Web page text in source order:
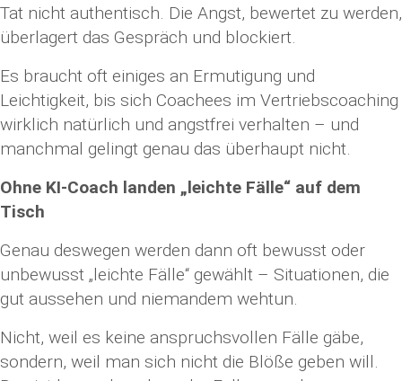
Tat nicht authentisch. Die Angst, bewertet zu werden,
überlagert das Gespräch und blockiert.
Es braucht oft einiges an Ermutigung und
Leichtigkeit, bis sich Coachees im Vertriebscoaching
wirklich natürlich und angstfrei verhalten – und
manchmal gelingt genau das überhaupt nicht.
Ohne KI-Coach landen „leichte Fälle“ auf dem
Tisch
Genau deswegen werden dann oft bewusst oder
unbewusst „leichte Fälle“ gewählt – Situationen, die
gut aussehen und niemandem wehtun.
Nicht, weil es keine anspruchsvollen Fälle gäbe,
sondern, weil man sich nicht die Blöße geben will.